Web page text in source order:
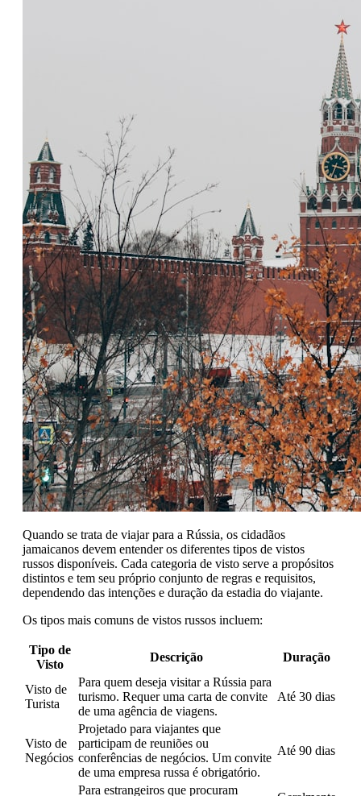
Quando se trata de viajar para a Rússia, os cidadãos
jamaicanos devem entender os diferentes tipos de vistos
russos disponíveis. Cada categoria de visto serve a propósitos
distintos e tem seu próprio conjunto de regras e requisitos,
dependendo das intenções e duração da estadia do viajante.
Os tipos mais comuns de vistos russos incluem:
Tipo de
Visto
Descrição Duração
Visto de
Turista
Para quem deseja visitar a Rússia para
turismo. Requer uma carta de convite
de uma agência de viagens.
Até 30 dias
Visto de
Negócios
Projetado para viajantes que
participam de reuniões ou
conferências de negócios. Um convite
de uma empresa russa é obrigatório.
Até 90 dias
Para estrangeiros que procuram